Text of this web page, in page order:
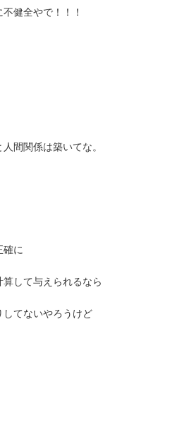
健全やで！！！
間関係は築いてな。
確に
して与えられるなら
てないやろうけど